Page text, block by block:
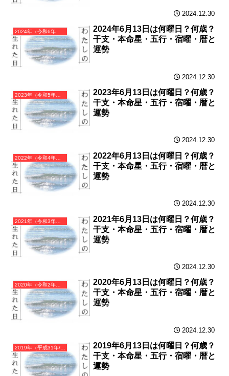
2024.12.30
2024年（令和6年）甲辰（きのえたつ）・辰年（たつ年）カレンダー（月曜はじまり）
2024年6月13日は何曜日？何歳？
干支・本命星・五行・宿曜・暦と
運勢
2024.12.30
2023年（令和5年）癸卯（みずのとう）・卯年（うさぎ年）カレンダー（月曜はじまり）
2023年6月13日は何曜日？何歳？
干支・本命星・五行・宿曜・暦と
運勢
2024.12.30
2022年（令和4年）壬寅（みずのえとら）・寅年（とら年）カレンダー（月曜はじまり）
2022年6月13日は何曜日？何歳？
干支・本命星・五行・宿曜・暦と
運勢
2024.12.30
2021年（令和3年）辛丑（かのとうし）・丑年（うし年）カレンダー（月曜はじまり）
2021年6月13日は何曜日？何歳？
干支・本命星・五行・宿曜・暦と
運勢
2024.12.30
2020年（令和2年）庚子（かのえね）・子年（ねずみ年）カレンダー（月曜はじまり）
2020年6月13日は何曜日？何歳？
干支・本命星・五行・宿曜・暦と
運勢
2024.12.30
2019年（平成31年/令和元年）己亥（つちのとい）・亥年（いのしし年）カレンダー（月曜はじまり）
2019年6月13日は何曜日？何歳？
干支・本命星・五行・宿曜・暦と
運勢